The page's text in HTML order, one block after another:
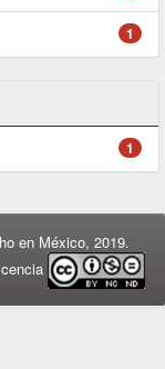
1
1
en México, 2019.